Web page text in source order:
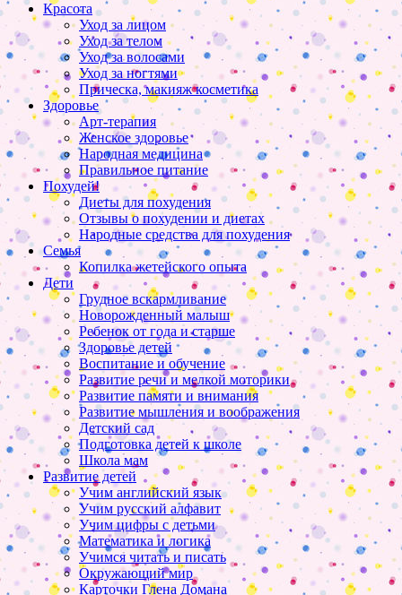
Красота
Уход за лицом
Уход за телом
Уход за волосами
Уход за ногтями
Прическа, макияж косметика
Здоровье
Арт-терапия
Женское здоровье
Народная медицина
Правильное питание
Похудей!
Диеты для похудения
Отзывы о похудении и диетах
Народные средства для похудения
Семья
Копилка жетейского опыта
Дети
Грудное вскармливание
Новорожденный малыш
Ребенок от года и старше
Здоровье детей
Воспитание и обучение
Развитие речи и мелкой моторики
Развитие памяти и внимания
Развитие мышления и воображения
Детский сад
Подготовка детей к школе
Школа мам
Развитие детей
Учим английский язык
Учим русский алфавит
Учим цифры с детьми
Математика и логика
Учимся читать и писать
Окружающий мир
Карточки Глена Домана